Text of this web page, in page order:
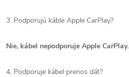
3. Podporujú káble Apple CarPlay?
Nie, kábel nepodporuje Apple CarPlay.
4. Podporuje kábel prenos dát?